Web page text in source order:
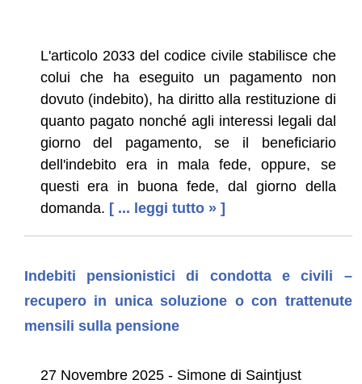
L'articolo 2033 del codice civile stabilisce che
colui che ha eseguito un pagamento non
dovuto (indebito), ha diritto alla restituzione di
quanto pagato nonché agli interessi legali dal
giorno del pagamento, se il beneficiario
dell'indebito era in mala fede, oppure, se
questi era in buona fede, dal giorno della
domanda. [ ... leggi tutto » ]
Indebiti pensionistici di condotta e civili –
recupero in unica soluzione o con trattenute
mensili sulla pensione
27 Novembre 2025 - Simone di Saintjust